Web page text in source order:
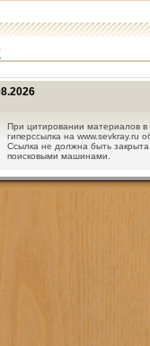
При цитировании материалов в
гиперссылка на www.sevkray.ru
Ссылка не должна быть закрыта
поисковыми машинами.